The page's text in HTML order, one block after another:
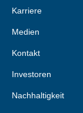
Karriere
Medien
Kontakt
Investoren
Nachhaltigkeit